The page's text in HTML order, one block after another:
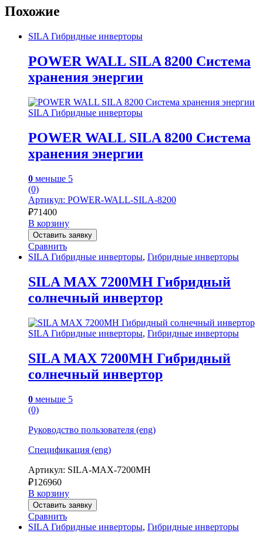
Похожие
SILA Гибридные инверторы
POWER WALL SILA 8200 Система
хранения энергии
SILA Гибридные инверторы
POWER WALL SILA 8200 Система
хранения энергии
0 меньше 5
(0)
Артикул: POWER-WALL-SILA-8200
₽71400
В корзину
Оставить заявку
Сравнить
SILA Гибридные инверторы, Гибридные инверторы
SILA MAX 7200MH Гибридный
солнечный инвертор
SILA Гибридные инверторы, Гибридные инверторы
SILA MAX 7200MH Гибридный
солнечный инвертор
0 меньше 5
(0)
Руководство пользователя (eng)
Спецификация (eng)
Артикул: SILA-MAX-7200MH
₽126960
В корзину
Оставить заявку
Сравнить
SILA Гибридные инверторы, Гибридные инверторы